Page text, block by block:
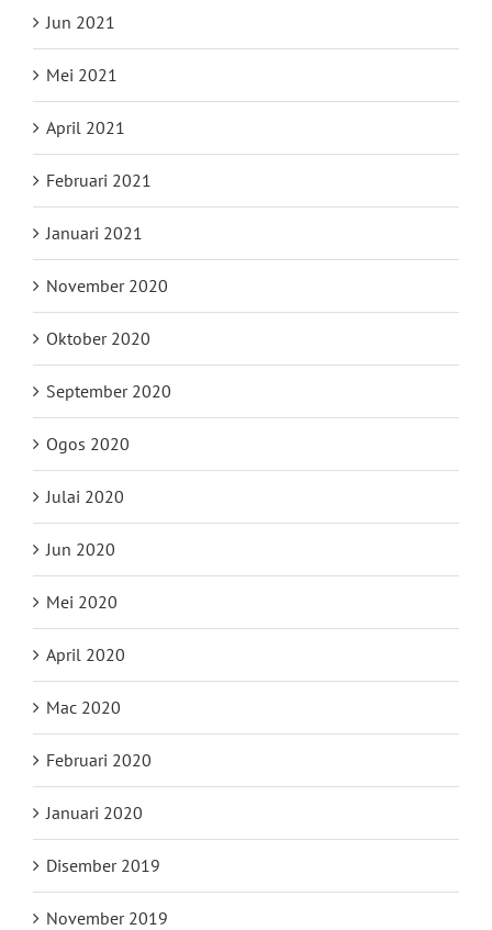
Jun 2021
Mei 2021
April 2021
Februari 2021
Januari 2021
November 2020
Oktober 2020
September 2020
Ogos 2020
Julai 2020
Jun 2020
Mei 2020
April 2020
Mac 2020
Februari 2020
Januari 2020
Disember 2019
November 2019